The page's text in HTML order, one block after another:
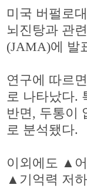
미국 버펄로
뇌진탕과 관
(JAMA)에 발
연구에 따르
로 나타났다.
반면, 두통이
로 분석됐다.
이외에도 ▲
▲기억력 저